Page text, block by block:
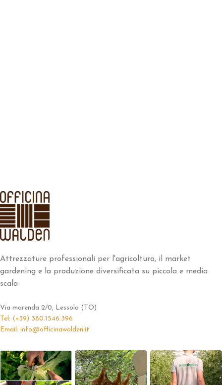
Attrezzature professionali per l'agricoltura, il market
gardening e la produzione diversificata su piccola e media
scala
Via marenda 2/0, Lessolo (TO)
Tel: (+39) 380.1546.396
Email: info@officinawalden.it